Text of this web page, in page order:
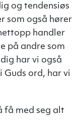
og tendensiøs
som også hører
handler
på andre som
har vi også
Guds ord, har vi
få med seg alt